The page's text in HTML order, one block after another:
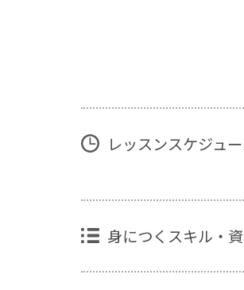
レッスンスケジュ
身につくスキル・